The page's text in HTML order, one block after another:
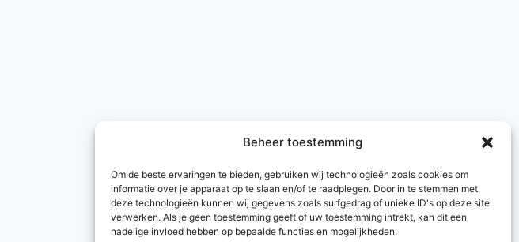
Beheer toestemming
Om de beste ervaringen te bieden, gebruiken wij technologieën zoals cookies om
informatie over je apparaat op te slaan en/of te raadplegen. Door in te stemmen met
deze technologieën kunnen wij gegevens zoals surfgedrag of unieke ID's op deze site
verwerken. Als je geen toestemming geeft of uw toestemming intrekt, kan dit een
nadelige invloed hebben op bepaalde functies en mogelijkheden.